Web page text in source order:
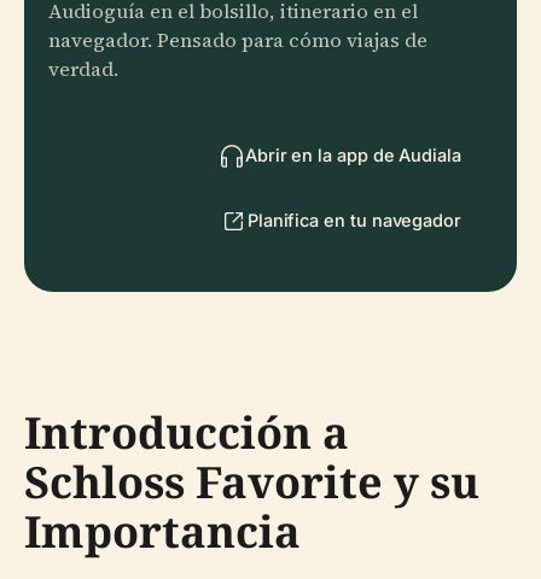
Audioguía en el bolsillo, itinerario en el
navegador. Pensado para cómo viajas de
verdad.
Abrir en la app de Audiala
Planifica en tu navegador
Introducción a
Schloss Favorite y su
Importancia